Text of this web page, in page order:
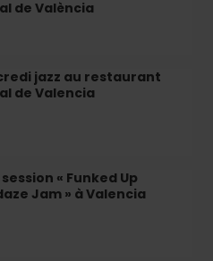
de València
jazz au restaurant
de Valencia
« Funked Up
Jam » à Valencia